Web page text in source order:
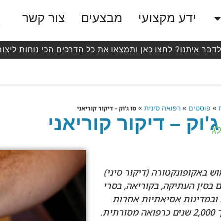
ידע מקצועי מבצעים צור קשר
לדבר איתנו? לחצו כאן ותמצאו את כל הדרכים הכי נוחות
» פוסטים » רפואה סינית» סו ג'וק – דיקור קוריאני
– דיקור קוריאני
באקופונקטורה (דיקור סיני)
בסין העתיקה, בקוריאה, בסרי
ובמדינות אסיאתיות אחרות
במשך 2,000 שנים כרפואה מסורתית.